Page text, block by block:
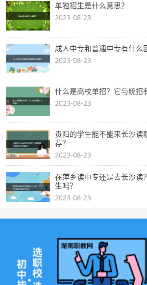
单独招生是什么意思？
2023-08-23
成人中专和普通中专有什么
2023-08-23
什么是高校单招？它与统招
2023-08-23
贵阳的学生能不能来长沙读
荐？
2023-08-23
在萍乡读中专还是去长沙读
生吗？
2023-08-23